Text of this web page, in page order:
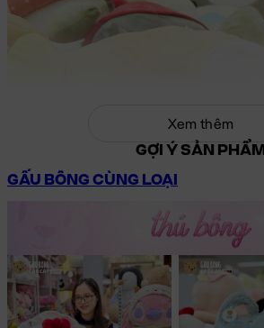
Xem thêm
GỢI Ý SẢN PHẨM
GẤU BÔNG CÙNG LOẠI